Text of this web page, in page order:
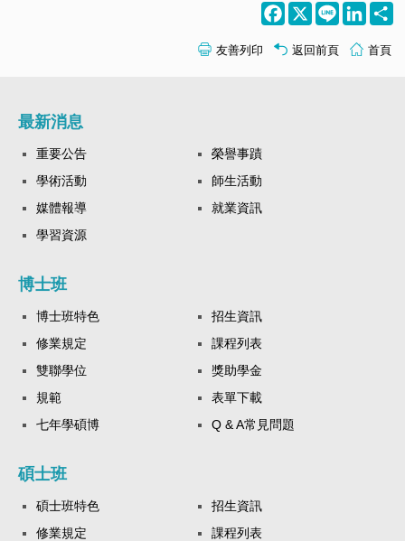
Facebook
X Line
友善列印 返回前頁 首頁
最新消息
重要公告
榮譽事蹟
學術活動
師生活動
媒體報導
就業資訊
學習資源
博士班
博士班特色
招生資訊
修業規定
課程列表
雙聯學位
獎助學金
規範
表單下載
七年學碩博
Q & A常見問題
碩士班
碩士班特色
招生資訊
修業規定
課程列表